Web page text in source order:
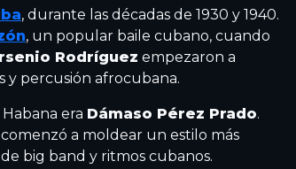
, durante las décadas de 1930 y 1940.
, un popular baile cubano, cuando
Rodríguez empezaron a
y percusión afrocubana.
era Dámaso Pérez Prado.
a moldear un estilo más
big band y ritmos cubanos.